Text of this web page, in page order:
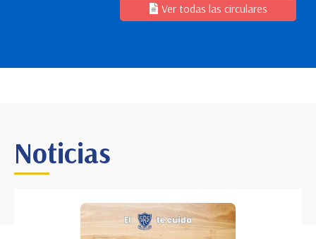
Ver todas las circulares
Noticias